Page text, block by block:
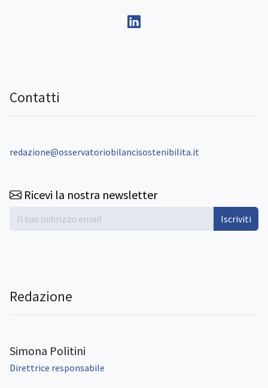
Contatti
redazione@osservatoriobilancisostenibilita.it
Ricevi la nostra newsletter
Iscriviti
Redazione
Simona Politini
Direttrice responsabile